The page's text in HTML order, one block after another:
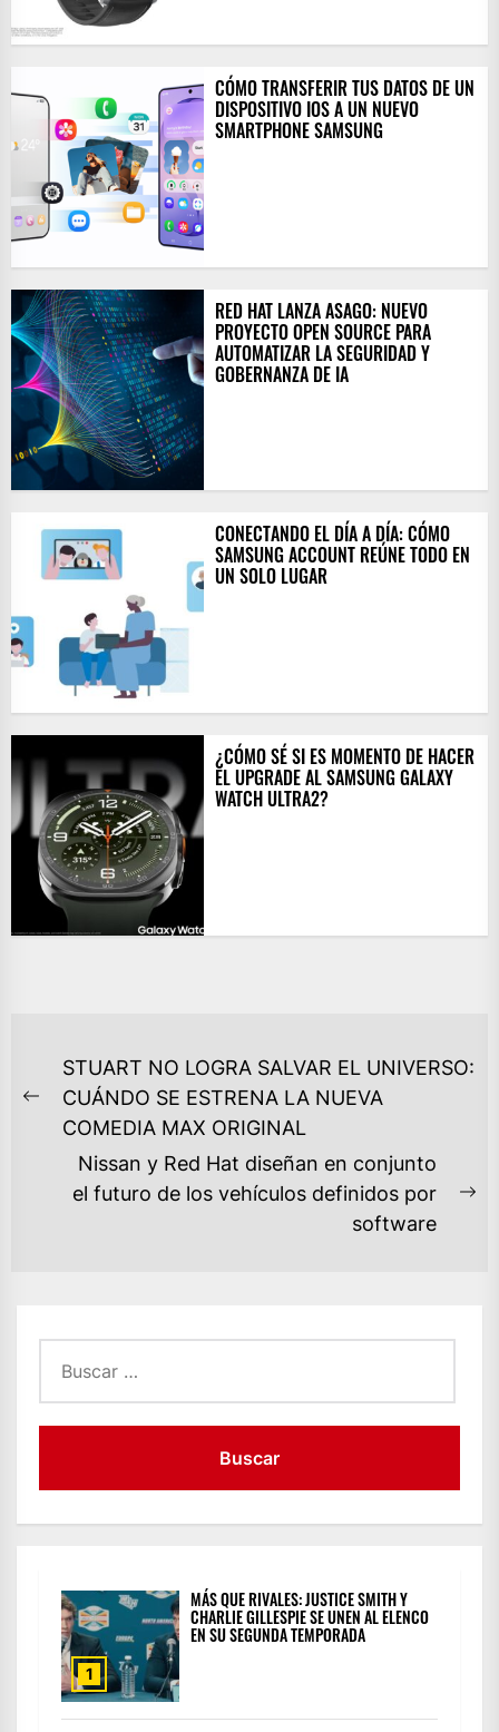
CÓMO TRANSFERIR TUS DATOS DE UN
DISPOSITIVO IOS A UN NUEVO
SMARTPHONE SAMSUNG
RED HAT LANZA ASAGO: NUEVO
PROYECTO OPEN SOURCE PARA
AUTOMATIZAR LA SEGURIDAD Y
GOBERNANZA DE IA
CONECTANDO EL DÍA A DÍA: CÓMO
SAMSUNG ACCOUNT REÚNE TODO EN
UN SOLO LUGAR
¿CÓMO SÉ SI ES MOMENTO DE HACER
EL UPGRADE AL SAMSUNG GALAXY
WATCH ULTRA2?
NAVEGACIÓN
DE
ENTRADAS
Previous
post:
STUART NO LOGRA SALVAR EL UNIVERSO:
CUÁNDO SE ESTRENA LA NUEVA
COMEDIA MAX ORIGINAL
Nissan y Red Hat diseñan en conjunto
el futuro de los vehículos definidos por
software
1
MÁS QUE RIVALES: JUSTICE SMITH Y
CHARLIE GILLESPIE SE UNEN AL ELENCO
EN SU SEGUNDA TEMPORADA